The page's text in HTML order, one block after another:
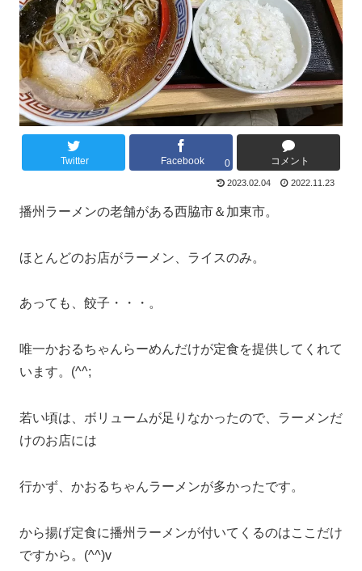
Twitter Facebook 0 コメント
2023.02.04 2022.11.23
播州ラーメンの老舗がある西脇市＆加東市。
ほとんどのお店がラーメン、ライスのみ。
あっても、餃子・・・。
唯一かおるちゃんらーめんだけが定食を提供してくれて
います。(^^;
若い頃は、ボリュームが足りなかったので、ラーメンだ
けのお店には
行かず、かおるちゃんラーメンが多かったです。
から揚げ定食に播州ラーメンが付いてくるのはここだけ
ですから。(^^)v